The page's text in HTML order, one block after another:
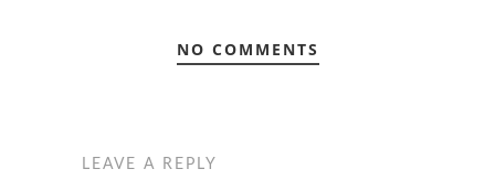
NO COMMENTS
LEAVE A REPLY